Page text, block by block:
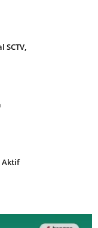
SCTV,
Aktif